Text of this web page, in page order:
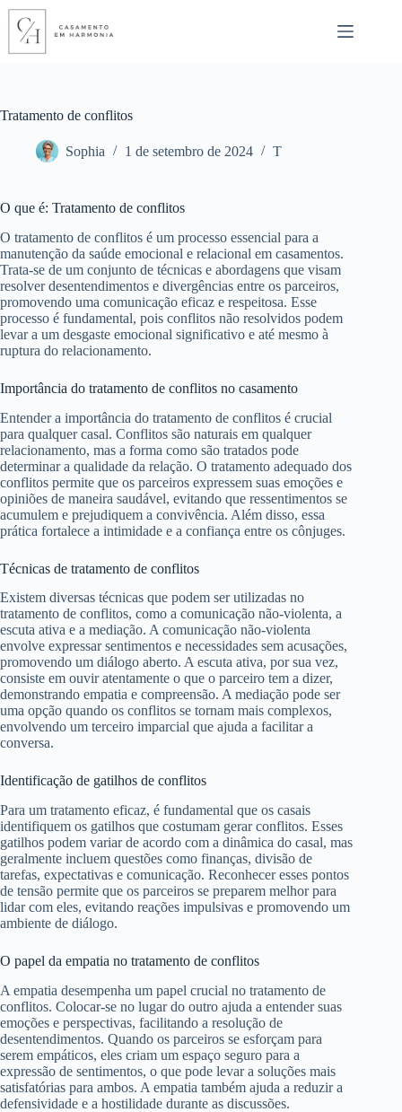
Pular
para
conteúdo
Tratamento de conflitos
Sophia 1 de setembro de 2024 T
O que é: Tratamento de conflitos
O tratamento de conflitos é um processo essencial para a
manutenção da saúde emocional e relacional em casamentos.
Trata-se de um conjunto de técnicas e abordagens que visam
resolver desentendimentos e divergências entre os parceiros,
promovendo uma comunicação eficaz e respeitosa. Esse
processo é fundamental, pois conflitos não resolvidos podem
levar a um desgaste emocional significativo e até mesmo à
ruptura do relacionamento.
Importância do tratamento de conflitos no casamento
Entender a importância do tratamento de conflitos é crucial
para qualquer casal. Conflitos são naturais em qualquer
relacionamento, mas a forma como são tratados pode
determinar a qualidade da relação. O tratamento adequado dos
conflitos permite que os parceiros expressem suas emoções e
opiniões de maneira saudável, evitando que ressentimentos se
acumulem e prejudiquem a convivência. Além disso, essa
prática fortalece a intimidade e a confiança entre os cônjuges.
Técnicas de tratamento de conflitos
Existem diversas técnicas que podem ser utilizadas no
tratamento de conflitos, como a comunicação não-violenta, a
escuta ativa e a mediação. A comunicação não-violenta
envolve expressar sentimentos e necessidades sem acusações,
promovendo um diálogo aberto. A escuta ativa, por sua vez,
consiste em ouvir atentamente o que o parceiro tem a dizer,
demonstrando empatia e compreensão. A mediação pode ser
uma opção quando os conflitos se tornam mais complexos,
envolvendo um terceiro imparcial que ajuda a facilitar a
conversa.
Identificação de gatilhos de conflitos
Para um tratamento eficaz, é fundamental que os casais
identifiquem os gatilhos que costumam gerar conflitos. Esses
gatilhos podem variar de acordo com a dinâmica do casal, mas
geralmente incluem questões como finanças, divisão de
tarefas, expectativas e comunicação. Reconhecer esses pontos
de tensão permite que os parceiros se preparem melhor para
lidar com eles, evitando reações impulsivas e promovendo um
ambiente de diálogo.
O papel da empatia no tratamento de conflitos
A empatia desempenha um papel crucial no tratamento de
conflitos. Colocar-se no lugar do outro ajuda a entender suas
emoções e perspectivas, facilitando a resolução de
desentendimentos. Quando os parceiros se esforçam para
serem empáticos, eles criam um espaço seguro para a
expressão de sentimentos, o que pode levar a soluções mais
satisfatórias para ambos. A empatia também ajuda a reduzir a
defensividade e a hostilidade durante as discussões.